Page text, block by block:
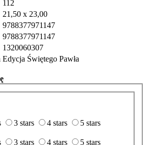
112
21,50 x 23,00
9788377971147
9788377971147
1320060307
Edycja Świętego Pawła
3 stars 4 stars
5 stars
3 stars 4 stars
5 stars